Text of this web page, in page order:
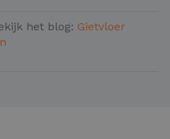
het blog: Gietvloer